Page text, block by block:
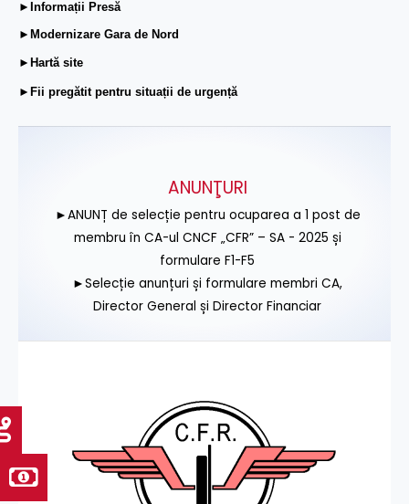
►Informații Presă
►Modernizare Gara de Nord
►Hartă site
►Fii pregătit pentru situații de urgență
ANUNŢURI
►ANUNȚ de selecție pentru ocuparea a 1 post de
membru în CA-ul CNCF „CFR” – SA - 2025 și
formulare F1-F5
►Selecție anunțuri și formulare membri CA,
Director General și Director Financiar